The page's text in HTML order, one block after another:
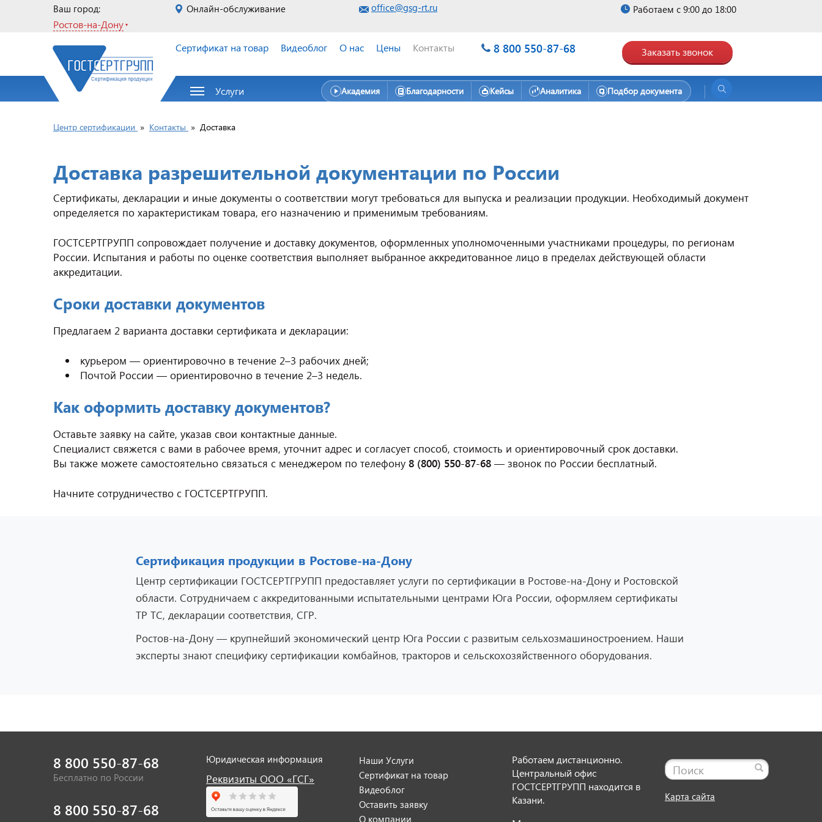
Ваш город:
Ростов-на-Дону
Онлайн-обслуживание office@gsg-rt.ru Работаем с 9:00 до 18:00
Сертификат на товар Видеоблог О нас Цены Контакты 8 800 550-87-68 Заказать звонок
Услуги Академия Благодарности Кейсы Аналитика Подбор документа
Центр сертификации » Контакты » Доставка
Доставка разрешительной документации по России
Сертификаты, декларации и иные документы о соответствии могут требоваться для выпуска и реализации продукции. Необходимый документ
определяется по характеристикам товара, его назначению и применимым требованиям.
ГОСТСЕРТГРУПП сопровождает получение и доставку документов, оформленных уполномоченными участниками процедуры, по регионам
России. Испытания и работы по оценке соответствия выполняет выбранное аккредитованное лицо в пределах действующей области
аккредитации.
Сроки доставки документов
Предлагаем 2 варианта доставки сертификата и декларации:
курьером — ориентировочно в течение 2–3 рабочих дней;
Почтой России — ориентировочно в течение 2–3 недель.
Как оформить доставку документов?
Оставьте заявку на сайте, указав свои контактные данные.
Специалист свяжется с вами в рабочее время, уточнит адрес и согласует способ, стоимость и ориентировочный срок доставки.
Вы также можете самостоятельно связаться с менеджером по телефону 8 (800) 550-87-68 — звонок по России бесплатный.
Начните сотрудничество с ГОСТСЕРТГРУПП.
Сертификация продукции в Ростове-на-Дону
Центр сертификации ГОСТСЕРТГРУПП предоставляет услуги по сертификации в Ростове-на-Дону и Ростовской
области. Сотрудничаем с аккредитованными испытательными центрами Юга России, оформляем сертификаты
ТР ТС, декларации соответствия, СГР.
Ростов-на-Дону — крупнейший экономический центр Юга России с развитым сельхозмашиностроением. Наши
эксперты знают специфику сертификации комбайнов, тракторов и сельскохозяйственного оборудования.
8 800 550-87-68
Бесплатно по России
8 800 550-87-68
Юридическая информация
Реквизиты ООО «ГСГ»
Наши Услуги
Сертификат на товар
Видеоблог
Оставить заявку
О компании
Работаем дистанционно.
Центральный офис
ГОСТСЕРТГРУПП находится в
Казани.
Карта сайта